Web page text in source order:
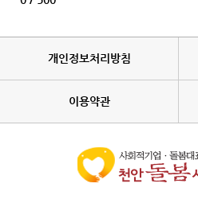
개인정보처리방침
이용약관